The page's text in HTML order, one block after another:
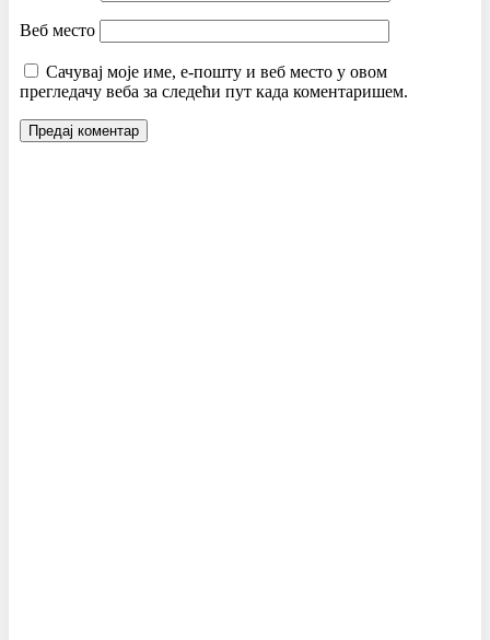
Веб место
Сачувај моје име, е-пошту и веб место у овом
прегледачу веба за следећи пут када коментаришем.